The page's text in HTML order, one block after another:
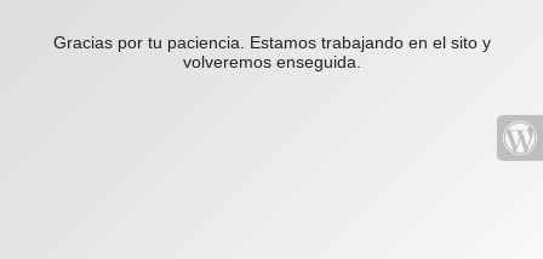
Gracias por tu paciencia. Estamos trabajando en el sito y
volveremos enseguida.